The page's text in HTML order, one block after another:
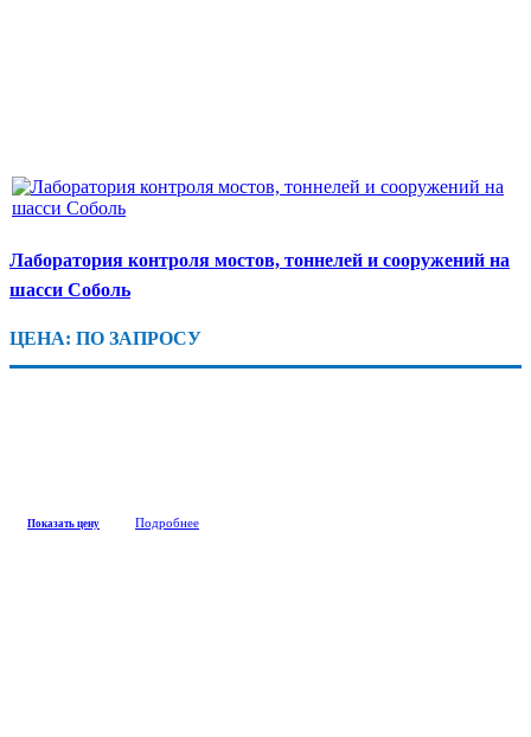
Лаборатория контроля мостов, тоннелей и сооружений на
шасси Соболь
ЦЕНА: ПО ЗАПРОСУ
Показать цену Подробнее